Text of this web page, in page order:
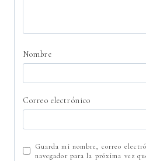
Nombre
Correo electrónico
Guarda mi nombre, correo
navegador para la próxima vez